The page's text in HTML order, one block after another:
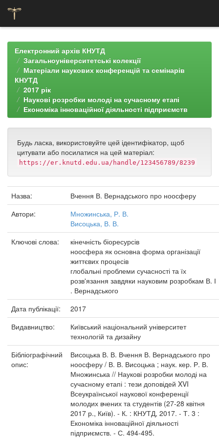
navigationЕлектронний архів КНУТД
Загальноуніверситетські колекції
Матеріали наукових конференцій та семінарів
КНУТД
2017 рік
Наукові розробки молоді на сучасному етапі
Економіка інноваційної діяльності підприємств
Будь ласка, використовуйте цей ідентифікатор, щоб
цитувати або посилатися на цей матеріал:
https://er.knutd.edu.ua/handle/123456789/8239
Назва:
Вчення В. Вернадського про ноосферу
Автори:
Множинська, Р. В.
Висоцька, В. В.
Ключові слова:
кінечність біоресурсів
ноосфера як основна форма організації
життєвих процесів
глобальні проблеми сучасності та їх
розв'язання завдяки науковим розробкам В. І
. Вернадського
Дата публікації:
2017
Видавництво:
Київський національний університет
технологій та дизайну
Бібліографічний
опис:
Висоцька В. В. Вчення В. Вернадського про
ноосферу / В. В. Висоцька ; наук. кер. Р. В.
Множинська // Наукові розробки молоді на
сучасному етапі : тези доповідей XVI
Всеукраїнської наукової конференції
молодих вчених та студентів (27-28 квітня
2017 р., Київ). - К. : КНУТД, 2017. - Т. 3 :
Економіка інноваційної діяльності
підприємств. - С. 494-495.